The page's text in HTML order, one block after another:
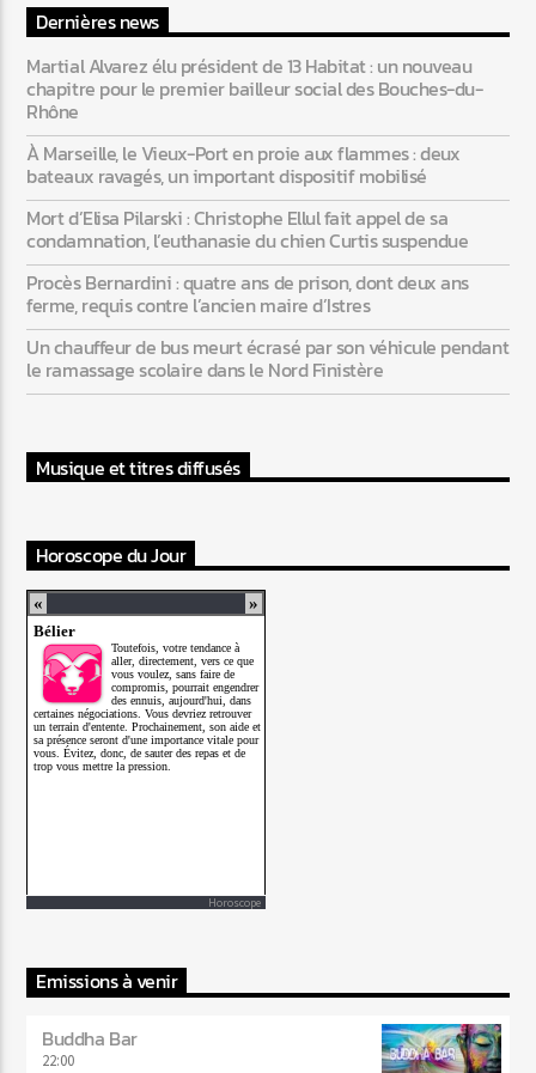
Dernières news
Martial Alvarez élu président de 13 Habitat : un nouveau
chapitre pour le premier bailleur social des Bouches-du-
Rhône
À Marseille, le Vieux-Port en proie aux flammes : deux
bateaux ravagés, un important dispositif mobilisé
Mort d’Elisa Pilarski : Christophe Ellul fait appel de sa
condamnation, l’euthanasie du chien Curtis suspendue
Procès Bernardini : quatre ans de prison, dont deux ans
ferme, requis contre l’ancien maire d’Istres
Un chauffeur de bus meurt écrasé par son véhicule pendant
le ramassage scolaire dans le Nord Finistère
Musique et titres diffusés
Horoscope du Jour
Horoscope
Emissions à venir
Buddha Bar
22:00